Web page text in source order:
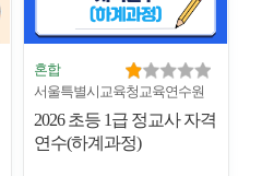
혼합
서울특별시교육청교육연수원
2026 초등 1급 정교사 자격
연수(하계과정)